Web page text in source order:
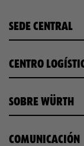
SEDE CENTRAL
CENTRO
SOBRE WÜRTH
COMUNICACIÓN